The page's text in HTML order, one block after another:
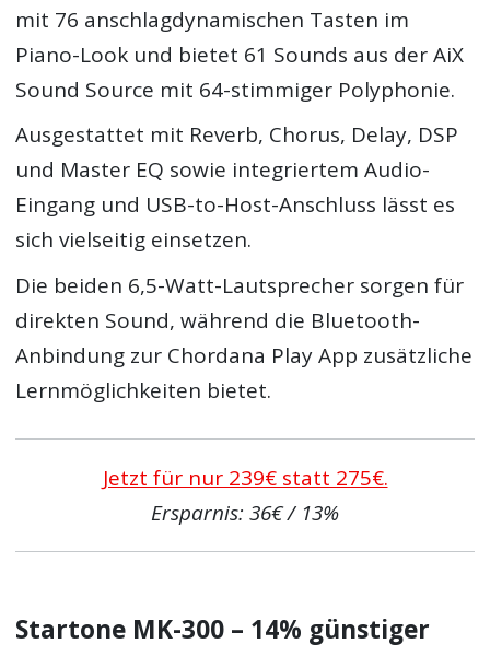
mit 76 anschlagdynamischen Tasten im
Piano-Look und bietet 61 Sounds aus der AiX
Sound Source mit 64-stimmiger Polyphonie.
Ausgestattet mit Reverb, Chorus, Delay, DSP
und Master EQ sowie integriertem Audio-
Eingang und USB-to-Host-Anschluss lässt es
sich vielseitig einsetzen.
Die beiden 6,5-Watt-Lautsprecher sorgen für
direkten Sound, während die Bluetooth-
Anbindung zur Chordana Play App zusätzliche
Lernmöglichkeiten bietet.
Jetzt für nur 239€ statt 275€.
Ersparnis: 36€ / 13%
Startone MK-300 – 14% günstiger